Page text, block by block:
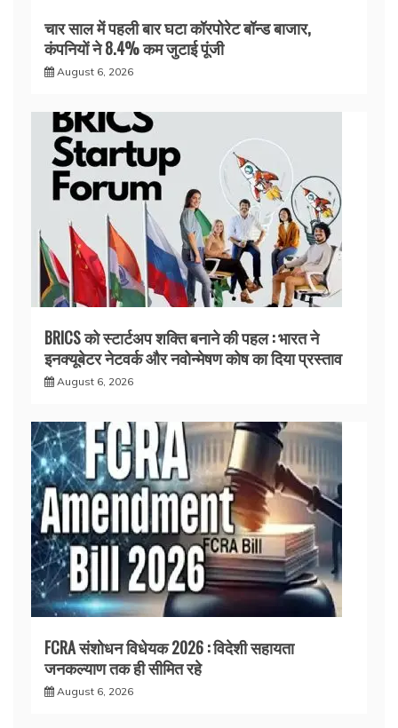
चार साल में पहली बार घटा कॉरपोरेट बॉन्ड बाजार,
कंपनियों ने 8.4% कम जुटाई पूंजी
August 6, 2026
BRICS को स्टार्टअप शक्ति बनाने की पहल : भारत ने
इनक्यूबेटर नेटवर्क और नवोन्मेषण कोष का दिया प्रस्ताव
August 6, 2026
FCRA संशोधन विधेयक 2026 : विदेशी सहायता
जनकल्याण तक ही सीमित रहे
August 6, 2026